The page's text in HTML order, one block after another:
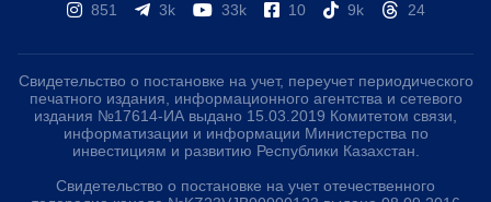
851 3k 33k 10 9k 24
Свидетельство о постановке на учет, переучет периодического
печатного издания, информационного агентства и сетевого
издания №17614-ИА выдано 15.03.2019 Комитетом связи,
информатизации и информации Министерства по
инвестициям и развитию Республики Казахстан.
Свидетельство о постановке на учет отечественного